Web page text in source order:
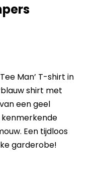
Man’ T-shirt in
shirt met
een geel
Een tijdloos
garderobe!